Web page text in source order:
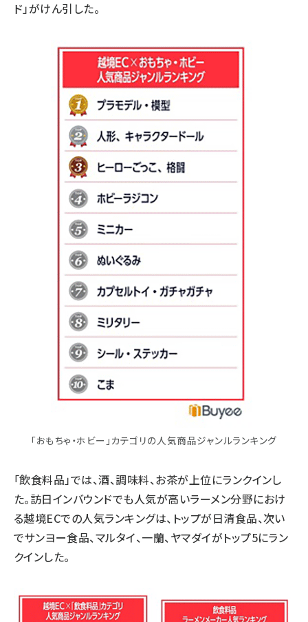
ド」がけん引した。
「おもちゃ・ホビー」カテゴリの人気商品ジャンルランキング
「飲食料品」では、酒、調味料、お茶が上位にランクインし
た。訪日インバウンドでも人気が高いラーメン分野におけ
る越境ECでの人気ランキングは、トップが日清食品、次い
でサンヨー食品、マルタイ、一蘭、ヤマダイがトップ5にラン
クインした。